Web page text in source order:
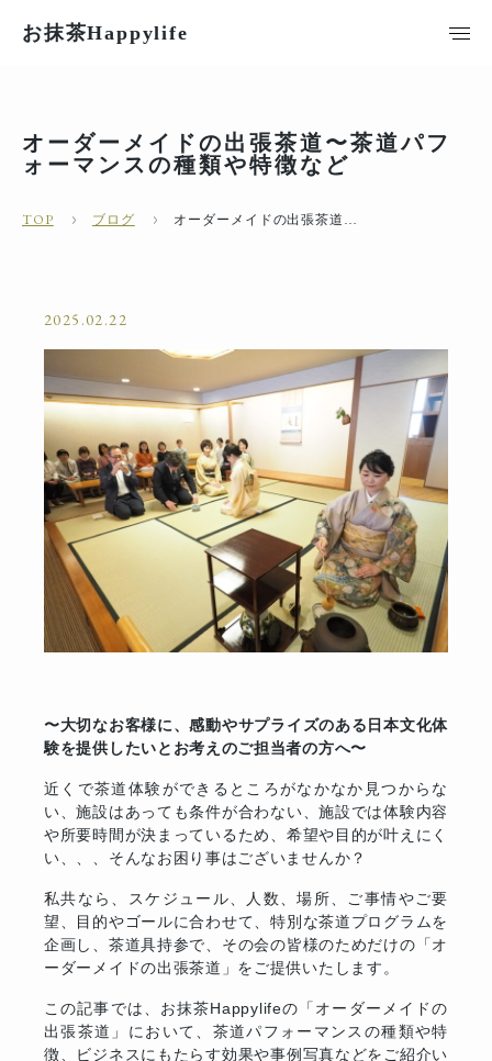
お抹茶Happylife
オーダーメイドの出張茶道〜茶道パフ
ォーマンスの種類や特徴など
TOP ブログ オーダーメイドの出張茶道〜茶道パフォーマンスの種類や特徴など
2025.02.22
〜大切なお客様に、感動やサプライズのある日本文化体
験を提供したいとお考えのご担当者の方へ〜
近くで茶道体験ができるところがなかなか見つからな
い、施設はあっても条件が合わない、施設では体験内容
や所要時間が決まっているため、希望や目的が叶えにく
い、、、そんなお困り事はございませんか？
私共なら、スケジュール、人数、場所、ご事情やご要
望、目的やゴールに合わせて、特別な茶道プログラムを
企画し、茶道具持参で、その会の皆様のためだけの「オ
ーダーメイドの出張茶道」をご提供いたします。
この記事では、お抹茶Happylifeの「オーダーメイドの
出張茶道」において、茶道パフォーマンスの種類や特
徴、ビジネスにもたらす効果や事例写真などをご紹介い